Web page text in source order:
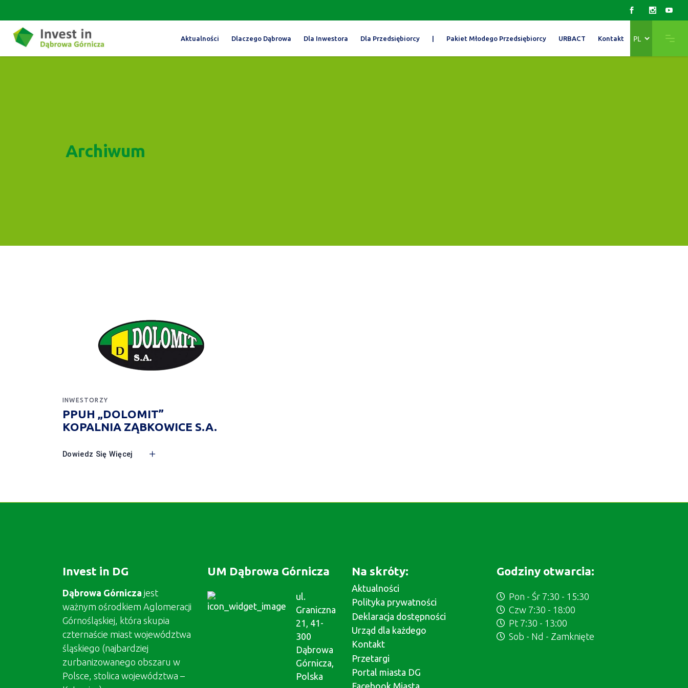
Aktualności Dlaczego Dąbrowa Dla Inwestora Dla Przedsiębiorcy | Pakiet Młodego Przedsiębiorcy URBACT Kontakt
język
Archiwum
INWESTORZY
PPUH „DOLOMIT”
KOPALNIA ZĄBKOWICE S.A.
Dowiedz Się Więcej
Invest in DG
Dąbrowa Górnicza jest
ważnym ośrodkiem Aglomeracji
Górnośląskiej, która skupia
czternaście miast województwa
śląskiego (najbardziej
zurbanizowanego obszaru w
Polsce, stolica województwa –
UM Dąbrowa Górnicza
ul.
Graniczna
21, 41-
300
Dąbrowa
Górnicza,
Polska
Na skróty:
Aktualności
Polityka prywatności
Deklaracja dostępności
Urząd dla każdego
Kontakt
Przetargi
Portal miasta DG
Godziny otwarcia:
Pon - Śr 7:30 - 15:30
Czw 7:30 - 18:00
Pt 7:30 - 13:00
Sob - Nd - Zamknięte